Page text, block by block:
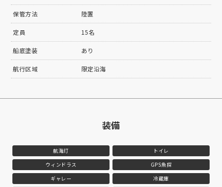
保管方法 陸置
定員 15名
船底塗装 あり
航行区域 限定沿海
装備
航海灯
トイレ
ウィンドラス
GPS魚探
ギャレー
冷蔵庫